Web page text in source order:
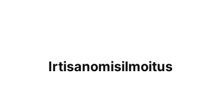
Irtisanomisilmoitus